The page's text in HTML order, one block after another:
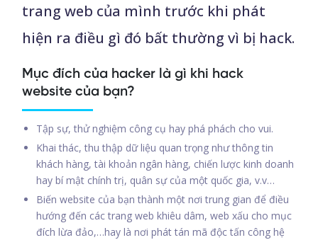
trang web của mình trước khi phát
hiện ra điều gì đó bất thường vì bị hack.
Mục đích của hacker là gì khi hack
website của bạn?
Tập sự, thử nghiệm công cụ hay phá phách cho vui.
Khai thác, thu thập dữ liệu quan trọng như thông tin
khách hàng, tài khoản ngân hàng, chiến lược kinh doanh
hay bí mật chính trị, quân sự của một quốc gia, v.v…
Biến website của bạn thành một nơi trung gian để điều
hướng đến các trang web khiêu dâm, web xấu cho mục
đích lừa đảo,…hay là nơi phát tán mã độc tấn công hệ